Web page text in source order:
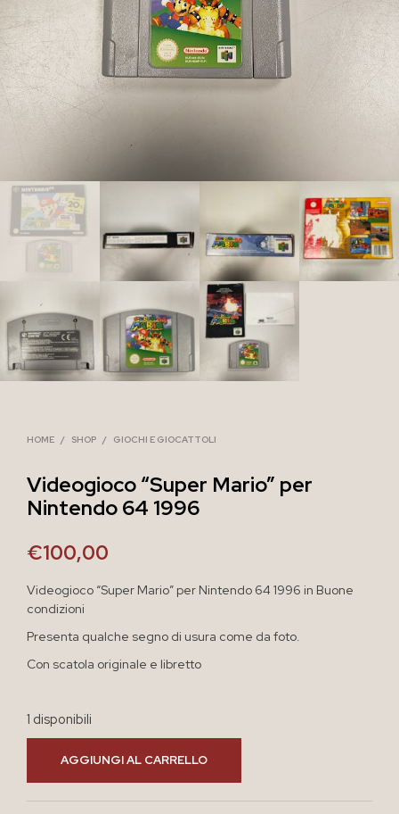
HOME / SHOP / GIOCHI E GIOCATTOLI
Videogioco “Super Mario” per
Nintendo 64 1996
€100,00
Videogioco “Super Mario” per Nintendo 64 1996 in Buone
condizioni
Presenta qualche segno di usura come da foto.
Con scatola originale e libretto
1 disponibili
AGGIUNGI AL CARRELLO